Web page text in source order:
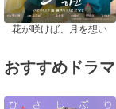
花が咲けば、月を想い
おすすめドラマ